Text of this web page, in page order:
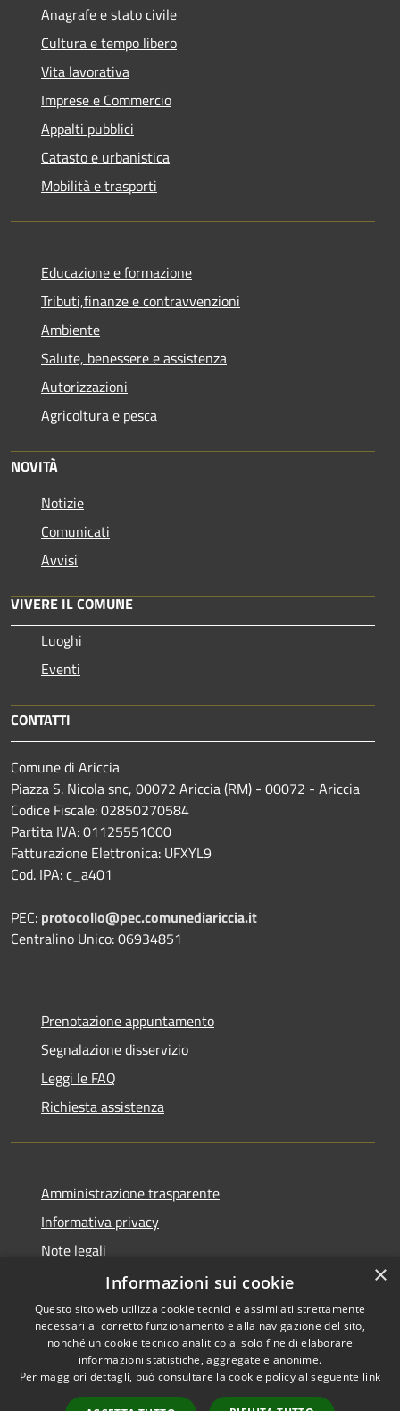
Anagrafe e stato civile
Cultura e tempo libero
Vita lavorativa
Imprese e Commercio
Appalti pubblici
Catasto e urbanistica
Mobilità e trasporti
Educazione e formazione
Tributi,finanze e contravvenzioni
Ambiente
Salute, benessere e assistenza
Autorizzazioni
Agricoltura e pesca
NOVITÀ
Notizie
Comunicati
Avvisi
VIVERE IL COMUNE
Luoghi
Eventi
CONTATTI
Comune di Ariccia
Piazza S. Nicola snc, 00072 Ariccia (RM) - 00072 - Ariccia
Codice Fiscale: 02850270584
Partita IVA: 01125551000
Fatturazione Elettronica: UFXYL9
Cod. IPA: c_a401
PEC: protocollo@pec.comunediariccia.it
Centralino Unico: 06934851
Prenotazione appuntamento
Segnalazione disservizio
Leggi le FAQ
Richiesta assistenza
Amministrazione trasparente
Informativa privacy
Note legali
Dichiarazione di accessibilità
RSS
Accessibilità
Copyright © 2026 • Comune di
×
Informazioni sui cookie
Questo sito web utilizza cookie tecnici e assimilati strettamente
necessari al corretto funzionamento e alla navigazione del sito,
nonché un cookie tecnico analitico al solo fine di elaborare
informazioni statistiche, aggregate e anonime.
Per maggiori dettagli, può consultare la cookie policy al seguente link